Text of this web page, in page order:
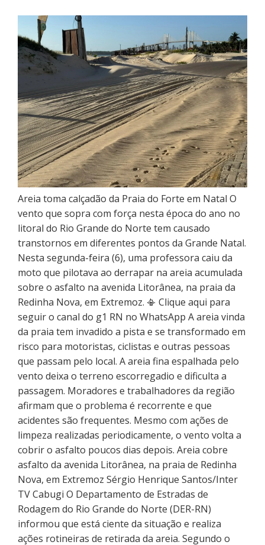
Areia toma calçadão da Praia do Forte em Natal O
vento que sopra com força nesta época do ano no
litoral do Rio Grande do Norte tem causado
transtornos em diferentes pontos da Grande Natal.
Nesta segunda-feira (6), uma professora caiu da
moto que pilotava ao derrapar na areia acumulada
sobre o asfalto na avenida Litorânea, na praia da
Redinha Nova, em Extremoz. 📳 Clique aqui para
seguir o canal do g1 RN no WhatsApp A areia vinda
da praia tem invadido a pista e se transformado em
risco para motoristas, ciclistas e outras pessoas
que passam pelo local. A areia fina espalhada pelo
vento deixa o terreno escorregadio e dificulta a
passagem. Moradores e trabalhadores da região
afirmam que o problema é recorrente e que
acidentes são frequentes. Mesmo com ações de
limpeza realizadas periodicamente, o vento volta a
cobrir o asfalto poucos dias depois. Areia cobre
asfalto da avenida Litorânea, na praia de Redinha
Nova, em Extremoz Sérgio Henrique Santos/Inter
TV Cabugi O Departamento de Estradas de
Rodagem do Rio Grande do Norte (DER-RN)
informou que está ciente da situação e realiza
ações rotineiras de retirada da areia. Segundo o